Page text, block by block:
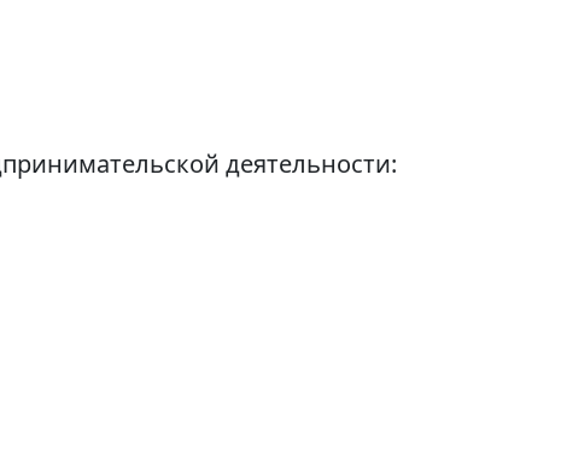
деятельности: